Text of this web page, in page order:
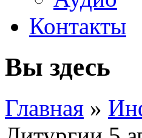
Контакты
Вы здесь
Главная »